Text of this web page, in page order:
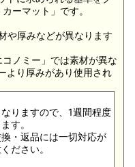
ーマット」です。
や厚みなどが異なります
コノミー」では素材が異な
より厚みがあり使用され
りますので、1週間程度
す。
・返品には一切対応が
ださい。